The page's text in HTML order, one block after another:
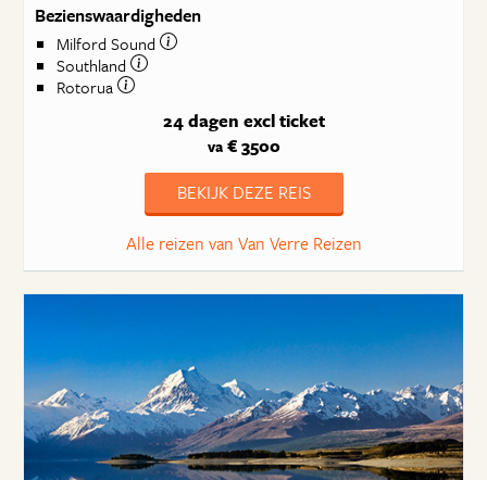
Bezienswaardigheden
Milford Sound
Southland
Rotorua
24 dagen excl ticket
va€ 3500
BEKIJK DEZE REIS
Alle reizen van Van Verre Reizen